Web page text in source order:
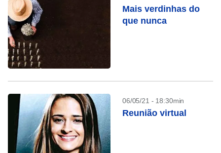
Mais verdinhas do
que nunca
06/05/21 - 18:30min
Reunião virtual